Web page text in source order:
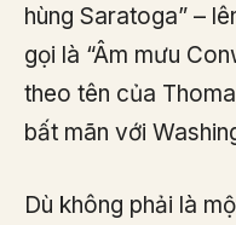
hùng Saratoga” –
gọi là “Âm mưu
theo tên của
bất mãn với
Dù không phải là